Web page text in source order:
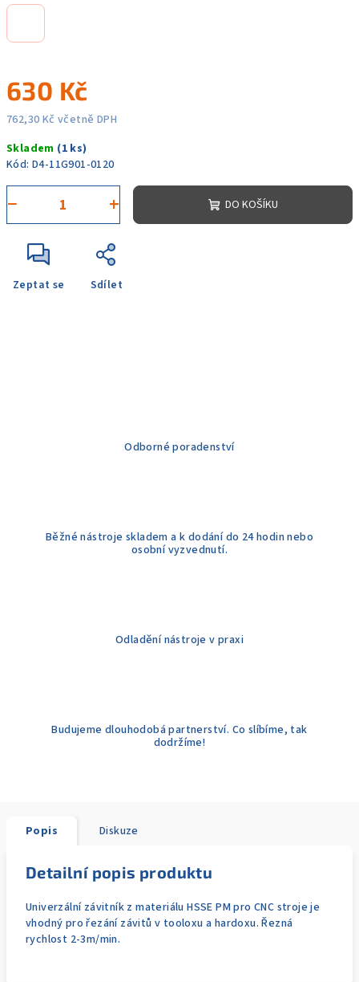
630 Kč
762,30 Kč včetně DPH
cena:
Skladem (1 ks)
Kód: D4-11G901-0120
+
− DO KOŠÍKU
Zeptat se Sdílet
Odborné poradenství
Běžné nástroje skladem a k dodání do 24 hodin nebo
osobní vyzvednutí.
Odladění nástroje v praxi
Budujeme dlouhodobá partnerství. Co slíbíme, tak
dodržíme!
Popis Diskuze
Detailní popis produktu
Univerzální závitník z materiálu HSSE PM pro CNC stroje je
vhodný pro řezání závitů v tooloxu a hardoxu. Řezná
rychlost 2-3m/min.